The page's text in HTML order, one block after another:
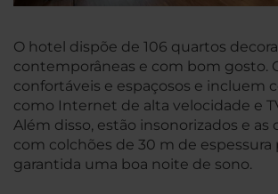
O hotel dispõe de 106 quartos
contemporâneas e com bom gosto.
confortáveis e espaçosos e incluem
como Internet de alta velocidade e
Além disso, estão insonorizados e as
com colchões de 30 m de espessura
garantida uma boa noite de sono.